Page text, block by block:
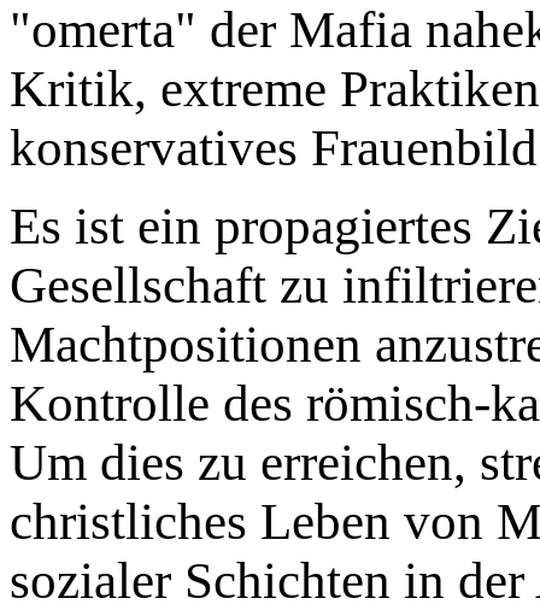
"omerta" der Mafia
Kritik, extreme
konservatives
Es ist ein propagiertes
Gesellschaft zu
Machtpositionen
Kontrolle des römisch-
Um dies zu erreichen,
christliches Leben von
sozialer Schichten in